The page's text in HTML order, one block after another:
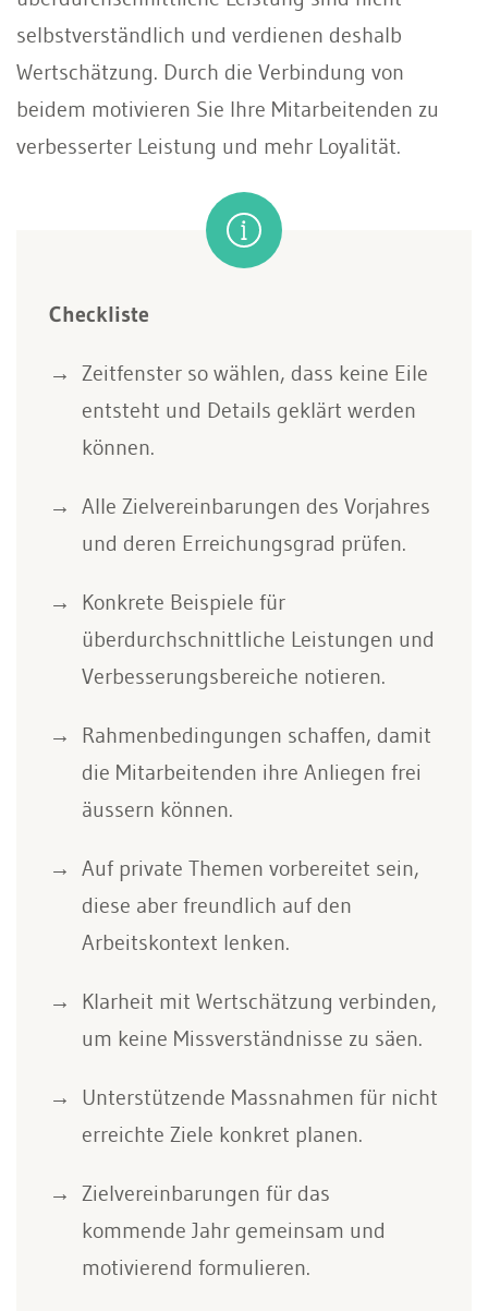
selbstverständlich und verdienen deshalb
Wertschätzung. Durch die Verbindung von
beidem motivieren Sie Ihre Mitarbeitenden zu
verbesserter Leistung und mehr Loyalität.
Checkliste
Zeitfenster so wählen, dass keine Eile
entsteht und Details geklärt werden
können.
Alle Zielvereinbarungen des Vorjahres
und deren Erreichungsgrad prüfen.
Konkrete Beispiele für
überdurchschnittliche Leistungen und
Verbesserungsbereiche notieren.
Rahmenbedingungen schaffen, damit
die Mitarbeitenden ihre Anliegen frei
äussern können.
Auf private Themen vorbereitet sein,
diese aber freundlich auf den
Arbeitskontext lenken.
Klarheit mit Wertschätzung verbinden,
um keine Missverständnisse zu säen.
Unterstützende Massnahmen für nicht
erreichte Ziele konkret planen.
Zielvereinbarungen für das
kommende Jahr gemeinsam und
motivierend formulieren.